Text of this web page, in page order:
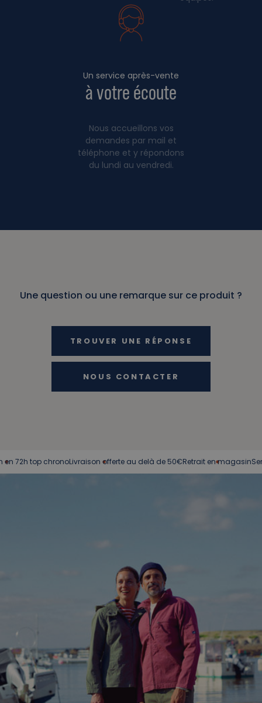
Un service après-vente
à votre écoute
Nous accueillons vos
demandes par mail et
téléphone et y répondons
du lundi au vendredi.
Une question ou une remarque sur ce produit ?
TROUVER UNE RÉPONSE
NOUS CONTACTER
top chronoLivraison offerte au delà de 50€Retrait en magasinService